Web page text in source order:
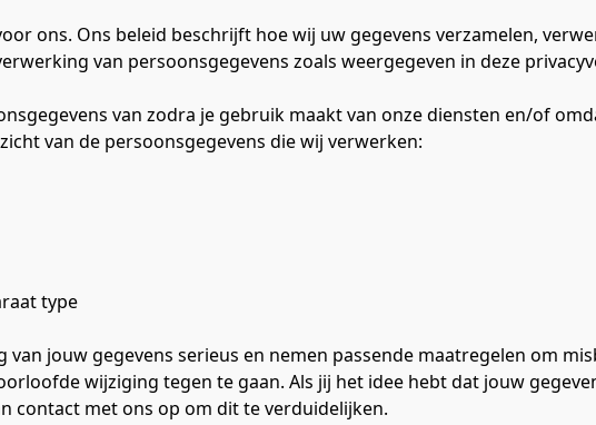
ons. Ons beleid beschrijft hoe wij uw gegevens verzamelen,
van persoonsgegevens zoals weergegeven in deze
van zodra je gebruik maakt van onze diensten en/of
van de persoonsgegevens die wij verwerken:
type
van jouw gegevens serieus en nemen passende maatregelen om
wijziging tegen te gaan. Als jij het idee hebt dat jouw
contact met ons op om dit te verduidelijken.